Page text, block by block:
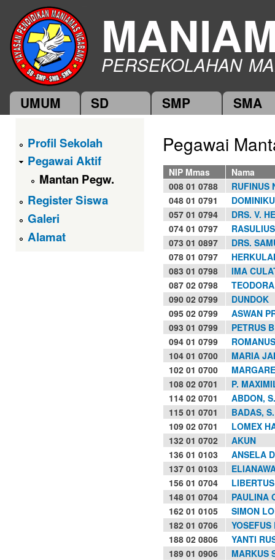
PERSEKOLAHAN
Main menu
UMUM SD SMP SMA
Profil Sekolah
Pegawai Aktif
Mantan Pegw.
Register Siswa
Galeri
Alamat
Pegawai
NIP Mmas
Nama
008 01 0788
RUFINUS
048 01 0791
057 01 0794
DRS. V.
074 01 0797
073 01 0897
DRS.
078 01 0797
083 01 0798
IMA
087 02 0798
090 02 0799
DUNDOK
095 02 0799
ASWAN
093 01 0799
PETRUS
094 01 0799
104 01 0700
MARIA
102 01 0700
108 02 0701
P.
114 02 0701
ABDON,
115 01 0701
BADAS,
109 02 0701
LOMEX
132 01 0702
AKUN
136 01 0103
ANSELA
137 01 0103
156 01 0704
148 01 0704
PAULINA
162 01 0105
SIMON
182 01 0706
YOSEFUS
188 02 0806
YANTI
189 01 0906
MARKUS